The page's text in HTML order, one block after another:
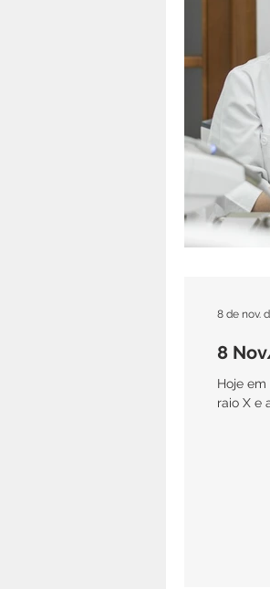
8
Hoje
raio X e
8 de nov.